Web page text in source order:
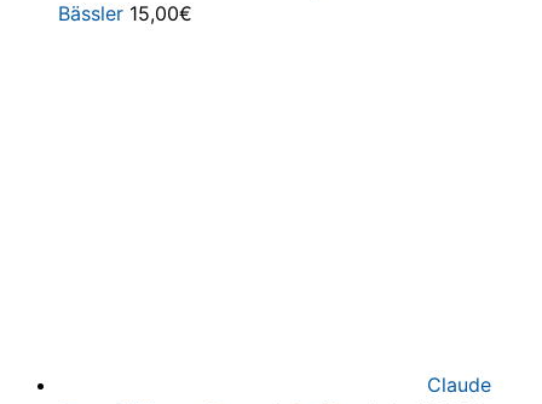
Bässler 15,00€
Claude